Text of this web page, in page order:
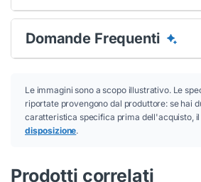
Domande Frequenti
Le immagini sono a scopo illustrativo. Le
riportate provengono dal produttore: se hai
caratteristica specifica prima dell'acquisto, il
disposizione.
Prodotti correlati